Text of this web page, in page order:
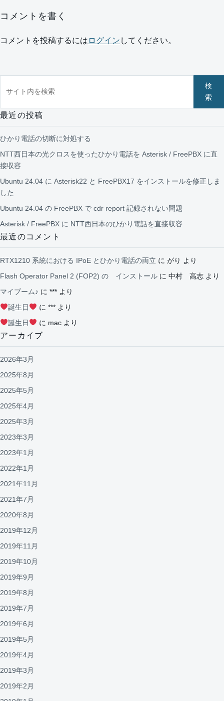
コメントを書く
コメントを投稿するには ログイン してください。
検
索
最近の投稿
ひかり電話の切断に対処する
NTT西日本の光クロスを使ったひかり電話を Asterisk / FreePBX に直
接収容
Ubuntu 24.04 に Asterisk22 と FreePBX17 をインストールを修正しま
した
Ubuntu 24.04 の FreePBX で cdr report 記録されない問題
Asterisk / FreePBX に NTT西日本のひかり電話を直接収容
最近のコメント
RTX1210 系統における IPoE とひかり電話の両立 に がり より
Flash Operator Panel 2 (FOP2) の インストール に 中村 高志 より
マイブーム♪ に *** より
誕生日
に ***より
誕生日
に macより
アーカイブ
2026年3月
2025年8月
2025年5月
2025年4月
2025年3月
2023年3月
2023年1月
2022年1月
2021年11月
2021年7月
2020年8月
2019年12月
2019年11月
2019年10月
2019年9月
2019年8月
2019年7月
2019年6月
2019年5月
2019年4月
2019年3月
2019年2月